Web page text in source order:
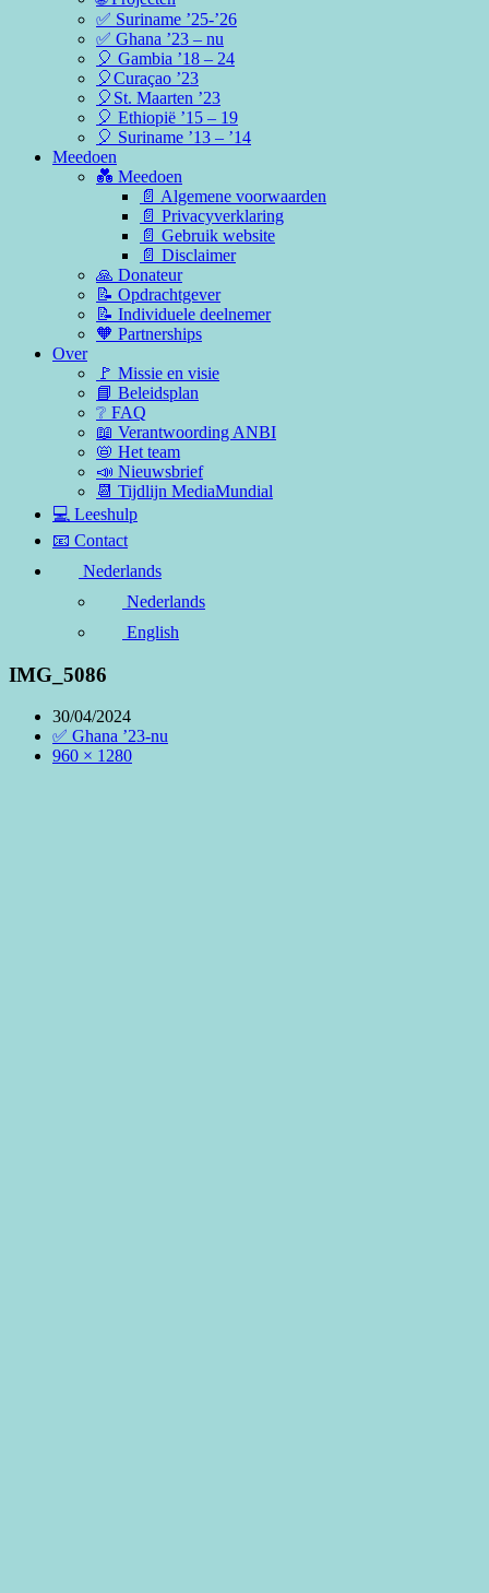
✅ Suriname ’25-’26
✅ Ghana ’23 – nu
🎈 Gambia ’18 – 24
🎈Curaçao ’23
🎈St. Maarten ’23
🎈 Ethiopië ’15 – 19
🎈 Suriname ’13 – ’14
Meedoen
💑 Meedoen
📄 Algemene voorwaarden
📄 Privacyverklaring
📄 Gebruik website
📄 Disclaimer
🙏 Donateur
📝 Opdrachtgever
📝 Individuele deelnemer
🧡 Partnerships
Over
🚩 Missie en visie
📘 Beleidsplan
❔ FAQ
📖 Verantwoording ANBI
📛 Het team
📣 Nieuwsbrief
📆 Tijdlijn MediaMundial
💻 Leeshulp
📧 Contact
Nederlands
Nederlands
English
IMG_5086
30/04/2024
✅ Ghana ’23-nu
960 × 1280